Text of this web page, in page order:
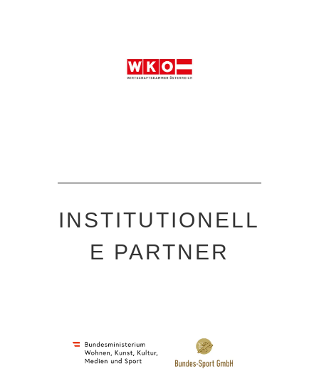
INSTITUTIONELL
E PARTNER